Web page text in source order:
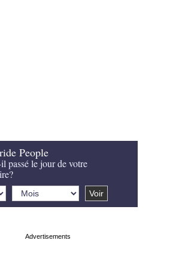
People
passé le jour de votre